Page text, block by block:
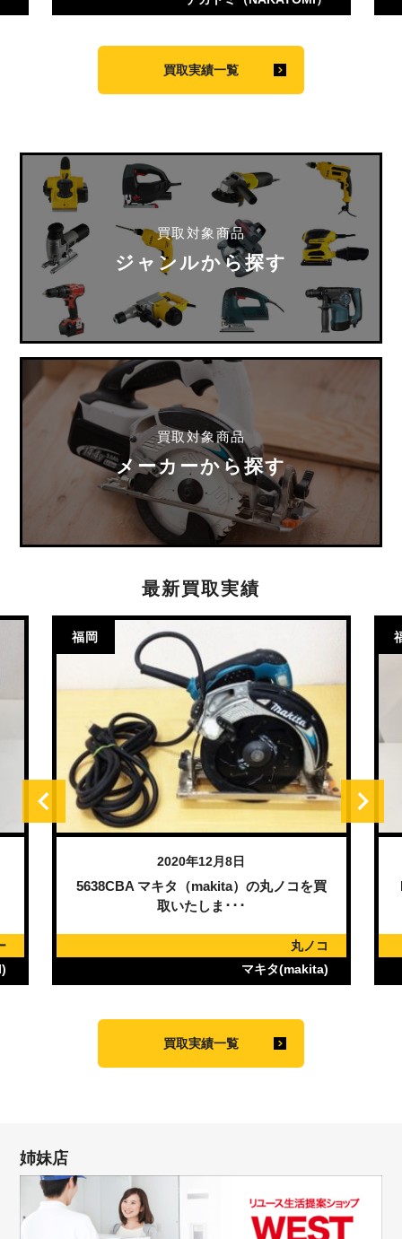
買取実績一覧
買取対象商品
ジャンルから探す
買取対象商品
メーカーから探す
最新買取実績
福岡
2020年12月8日
5638CBA マキタ（makita）の丸ノコを買
取いたしま･･･
丸ノコ
マキタ(makita)
買取実績一覧
姉妹店